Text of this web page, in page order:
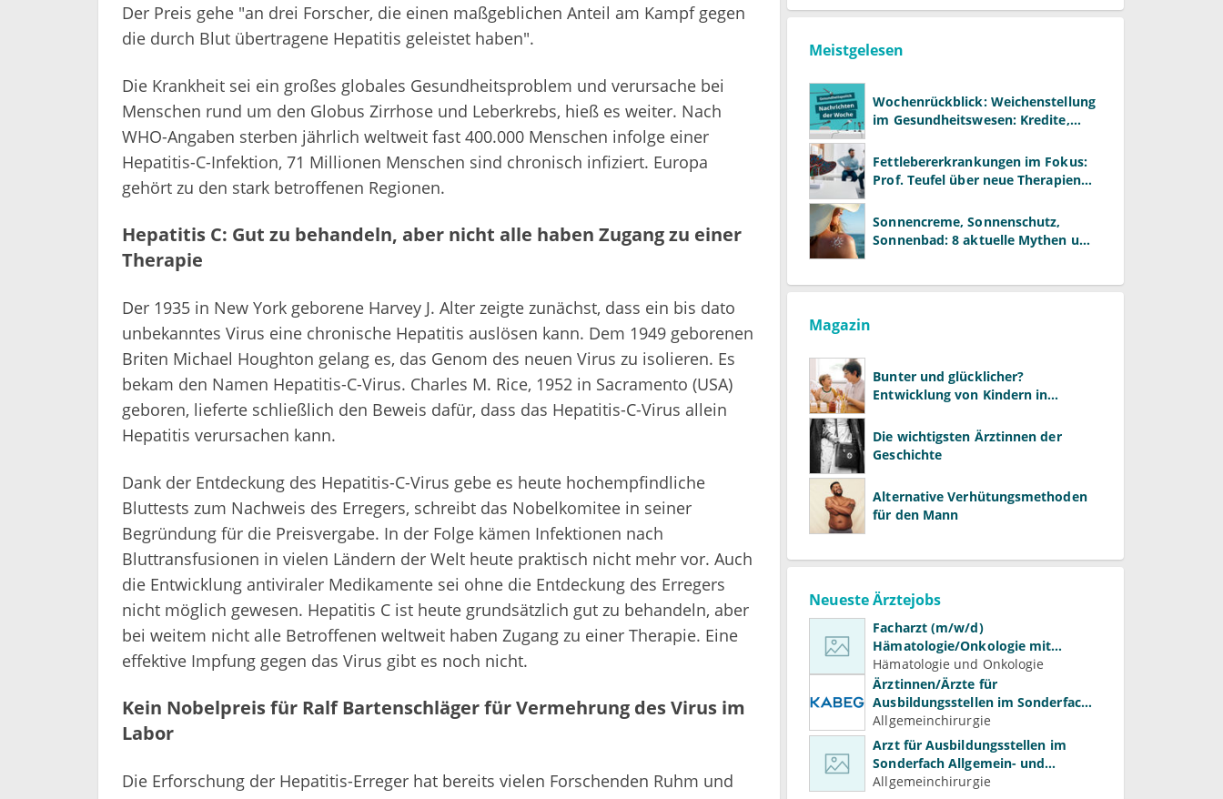
Der Preis gehe "an drei Forscher, die einen maßgeblichen Anteil am Kampf gegen
die durch Blut übertragene Hepatitis geleistet haben".
Die Krankheit sei ein großes globales Gesundheitsproblem und verursache bei
Menschen rund um den Globus Zirrhose und Leberkrebs, hieß es weiter. Nach
WHO-Angaben sterben jährlich weltweit fast 400.000 Menschen infolge einer
Hepatitis-C-Infektion, 71 Millionen Menschen sind chronisch infiziert. Europa
gehört zu den stark betroffenen Regionen.
Hepatitis C: Gut zu behandeln, aber nicht alle haben Zugang zu einer
Therapie
Der 1935 in New York geborene Harvey J. Alter zeigte zunächst, dass ein bis dato
unbekanntes Virus eine chronische Hepatitis auslösen kann. Dem 1949 geborenen
Briten Michael Houghton gelang es, das Genom des neuen Virus zu isolieren. Es
bekam den Namen Hepatitis-C-Virus. Charles M. Rice, 1952 in Sacramento (USA)
geboren, lieferte schließlich den Beweis dafür, dass das Hepatitis-C-Virus allein
Hepatitis verursachen kann.
Dank der Entdeckung des Hepatitis-C-Virus gebe es heute hochempfindliche
Bluttests zum Nachweis des Erregers, schreibt das Nobelkomitee in seiner
Begründung für die Preisvergabe. In der Folge kämen Infektionen nach
Bluttransfusionen in vielen Ländern der Welt heute praktisch nicht mehr vor. Auch
die Entwicklung antiviraler Medikamente sei ohne die Entdeckung des Erregers
nicht möglich gewesen. Hepatitis C ist heute grundsätzlich gut zu behandeln, aber
bei weitem nicht alle Betroffenen weltweit haben Zugang zu einer Therapie. Eine
effektive Impfung gegen das Virus gibt es noch nicht.
Kein Nobelpreis für Ralf Bartenschläger für Vermehrung des Virus im
Labor
Die Erforschung der Hepatitis-Erreger hat bereits vielen Forschenden Ruhm und
Meistgelesen
Wochenrückblick: Weichenstellung
im Gesundheitswesen: Kredite,
Fettlebererkrankungen im Fokus:
Prof. Teufel über neue Therapien
Sonnencreme, Sonnenschutz,
Sonnenbad: 8 aktuelle Mythen und
Magazin
Bunter und glücklicher?
Entwicklung von Kindern in
Die wichtigsten Ärztinnen der
Geschichte
Alternative Verhütungsmethoden
für den Mann
Neueste Ärztejobs
Facharzt (m/w/d)
Hämatologie/Onkologie mit
Beteiligung an Forschung und
Lehre
Hämatologie und Onkologie
Ärztinnen/Ärzte für
Ausbildungsstellen im Sonderfach
Allgemein- und Viszeralchirurgie
Allgemeinchirurgie
Arzt für Ausbildungsstellen im
Sonderfach Allgemein- und
Gefäßchirurgie (m/w/d)
Allgemeinchirurgie